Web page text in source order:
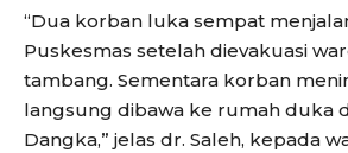
“Dua korban luka sempat
Puskesmas setelah dievakuasi
tambang. Sementara korban
langsung dibawa ke rumah duka
Dangka,” jelas dr. Saleh, kepada